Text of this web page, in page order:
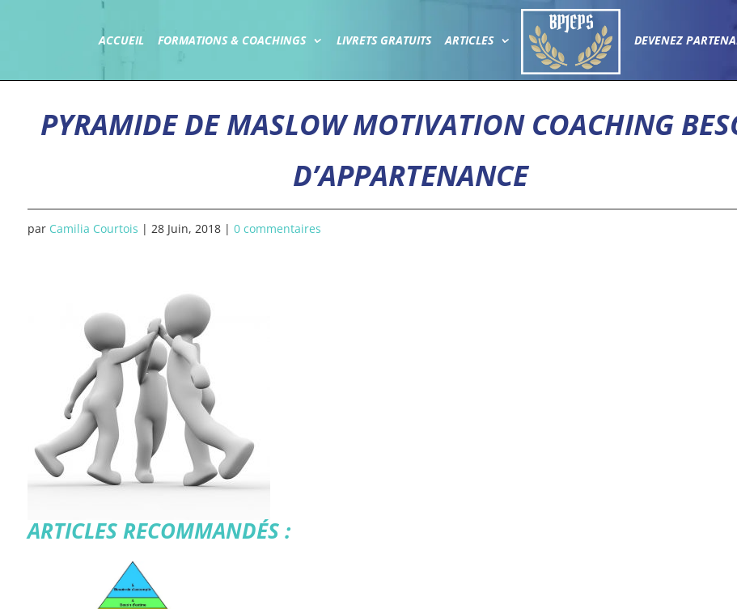
ACCUEIL FORMATIONS & COACHINGS LIVRETS GRATUITS ARTICLES DEVENEZ
PYRAMIDE DE MASLOW MOTIVATION COACHING
D’APPARTENANCE
par Camilia Courtois | 28 Juin, 2018| 0 commentaires
ARTICLES RECOMMANDÉS :